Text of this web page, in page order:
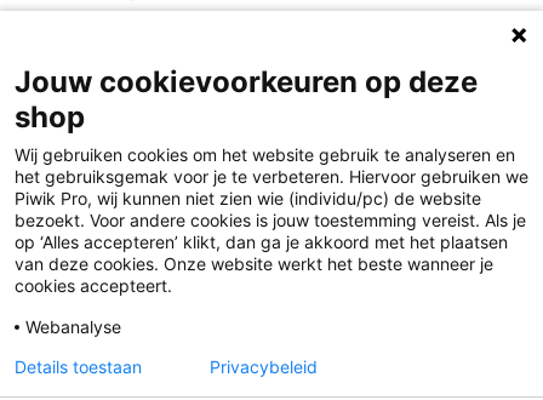
Disclaimer
Algemene voorwaarden
Jouw cookievoorkeuren op deze
shop
Wij gebruiken cookies om het website gebruik te analyseren en
het gebruiksgemak voor je te verbeteren. Hiervoor gebruiken we
Piwik Pro, wij kunnen niet zien wie (individu/pc) de website
bezoekt. Voor andere cookies is jouw toestemming vereist. Als je
op ‘Alles accepteren’ klikt, dan ga je akkoord met het plaatsen
van deze cookies. Onze website werkt het beste wanneer je
cookies accepteert.
Webanalyse
Details toestaan
Privacybeleid